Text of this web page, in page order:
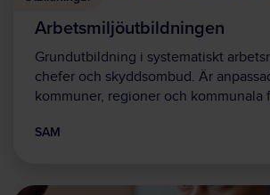
Arbetsmiljöutbildningen
Grundutbildning i systematiskt
chefer och skyddsombud. Är
kommuner, regioner och kommunala
SAM